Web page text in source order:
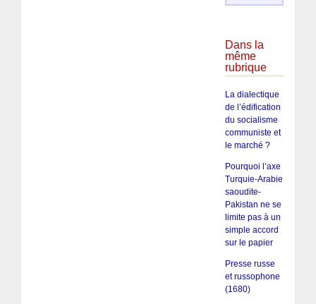
Dans la
même
rubrique
La dialectique
de l’édification
du socialisme
communiste et
le marché ?
Pourquoi l’axe
Turquie-Arabie
saoudite-
Pakistan ne se
limite pas à un
simple accord
sur le papier
Presse russe
et russophone
(1680)